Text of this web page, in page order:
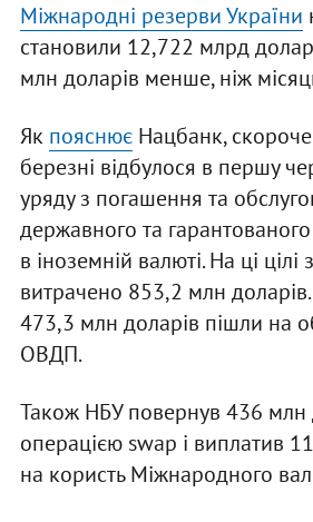
Міжнародні резерви України
становили 12,722 млрд
млн доларів менше, ніж
Як пояснюєНацбанк,
березні відбулося в першу
уряду з погашення та
державного та
в іноземній валюті. На ці цілі
витрачено 853,2 млн доларів.
473,3 млн доларів пішли на
ОВДП.
Також НБУ повернув 436 млн
операцією swap і виплатив
на користь Міжнародного